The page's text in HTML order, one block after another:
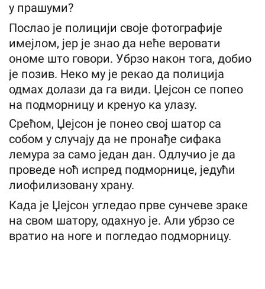
у прашуми?
Послао је полицији своје фотографије
имејлом, јер је знао да неће веровати
ономе што говори. Убрзо након тога, добио
је позив. Неко му је рекао да полиција
одмах долази да га види. Џејсон се попео
на подморницу и кренуо ка улазу.
Срећом, Џејсон је понео свој шатор са
собом у случају да не пронађе сифака
лемура за само један дан. Одлучио је да
проведе ноћ испред подморнице, једући
лиофилизовану храну.
Када је Џејсон угледао прве сунчеве зраке
на свом шатору, одахнуо је. Али убрзо се
вратио на ноге и погледао подморницу.